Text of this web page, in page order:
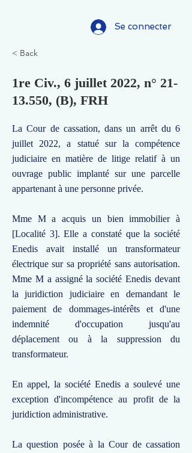
Se connecter
< Back
1re Civ., 6 juillet 2022, n° 21-
13.550, (B), FRH
La Cour de cassation, dans un arrêt du 6
juillet 2022, a statué sur la compétence
judiciaire en matière de litige relatif à un
ouvrage public implanté sur une parcelle
appartenant à une personne privée.
Mme M a acquis un bien immobilier à
[Localité 3]. Elle a constaté que la société
Enedis avait installé un transformateur
électrique sur sa propriété sans autorisation.
Mme M a assigné la société Enedis devant
la juridiction judiciaire en demandant le
paiement de dommages-intérêts et d'une
indemnité d'occupation jusqu'au
déplacement ou à la suppression du
transformateur.
En appel, la société Enedis a soulevé une
exception d'incompétence au profit de la
juridiction administrative.
La question posée à la Cour de cassation